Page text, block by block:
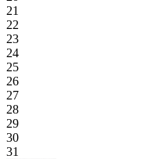
21
22
23
24
25
26
27
28
29
30
31